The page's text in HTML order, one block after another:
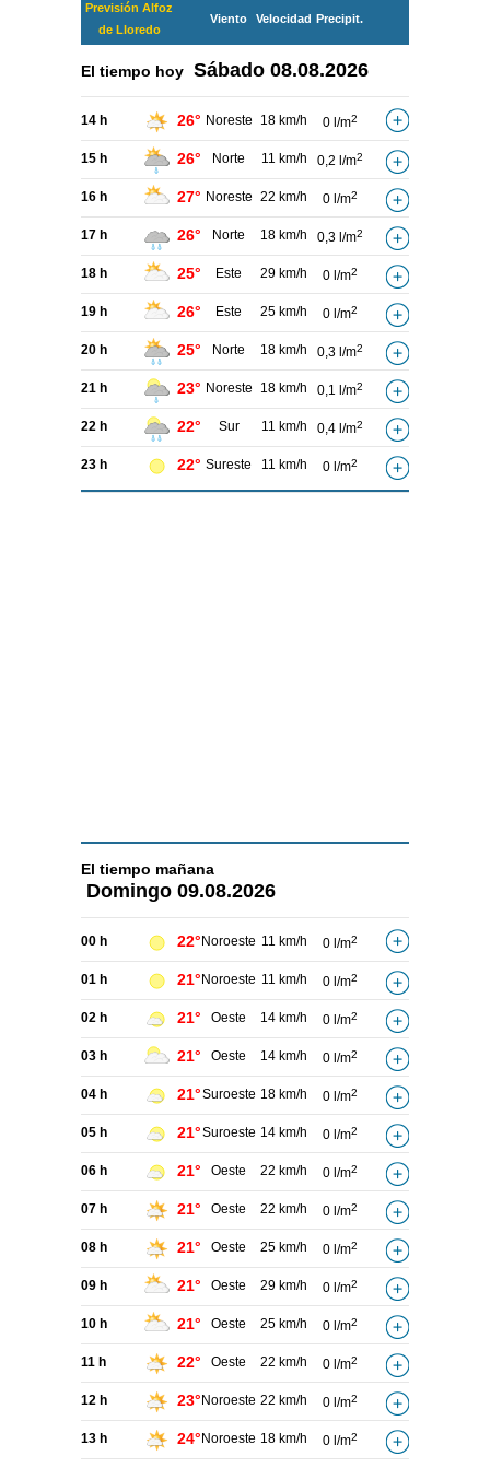
Previsión Alfoz
de Lloredo
Viento Velocidad Precipit.
El tiempo hoy Sábado 08.08.2026
14 h 26° Noreste 18 km/h 0 l/m2
15 h 26° Norte 11 km/h 0,2 l/m2
16 h 27° Noreste 22 km/h 0 l/m2
17 h 26° Norte 18 km/h 0,3 l/m2
18 h 25° Este 29 km/h 0 l/m2
19 h 26° Este 25 km/h 0 l/m2
20 h 25° Norte 18 km/h 0,3 l/m2
21 h 23° Noreste 18 km/h 0,1 l/m2
22 h 22° Sur 11 km/h 0,4 l/m2
23 h 22° Sureste 11 km/h 0 l/m2
El tiempo mañana
Domingo 09.08.2026
00 h 22° Noroeste 11 km/h 0 l/m2
01 h 21° Noroeste 11 km/h 0 l/m2
02 h 21° Oeste 14 km/h 0 l/m2
03 h 21° Oeste 14 km/h 0 l/m2
04 h 21°Suroeste 18 km/h 0 l/m2
05 h 21°Suroeste 14 km/h 0 l/m2
06 h 21° Oeste 22 km/h 0 l/m2
07 h 21° Oeste 22 km/h 0 l/m2
08 h 21° Oeste 25 km/h 0 l/m2
09 h 21° Oeste 29 km/h 0 l/m2
10 h 21° Oeste 25 km/h 0 l/m2
11 h 22° Oeste 22 km/h 0 l/m2
12 h 23° Noroeste 22 km/h 0 l/m2
13 h 24° Noroeste 18 km/h 0 l/m2